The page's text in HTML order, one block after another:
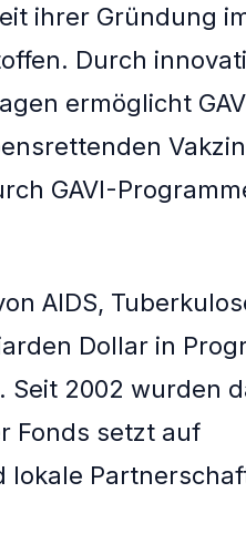
ihrer Gründung
Durch
ermöglicht
GAVI-
AIDS,
Dollar in
Seit 2002 wurden
Fonds setzt auf
lokale